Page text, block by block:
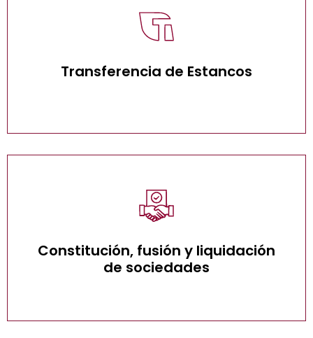
Transferencia de Estancos
Constitución, fusión y liquidación
de sociedades